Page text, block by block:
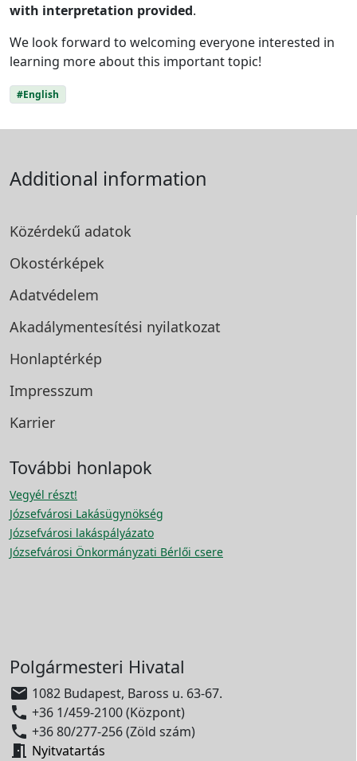
with interpretation provided.
We look forward to welcoming everyone interested in
learning more about this important topic!
#English
Additional information
Közérdekű adatok
Okostérképek
Adatvédelem
Akadálymentesítési nyilatkozat
Honlaptérkép
Impresszum
Karrier
További honlapok
Vegyél részt!
Józsefvárosi Lakásügynökség
Józsefvárosi lakáspályázato
Józsefvárosi Önkormányzati Bérlői csere
Polgármesteri Hivatal
 1082 Budapest, Baross u. 63-67.
 +36 1/459-2100 (Központ)
 +36 80/277-256 (Zöld szám)
 Nyitvatartás